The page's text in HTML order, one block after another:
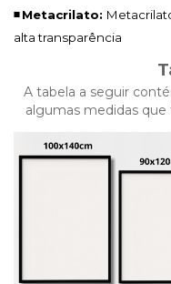
◾Metacrilato:
alta transparência
A tabela a seguir
algumas medidas que